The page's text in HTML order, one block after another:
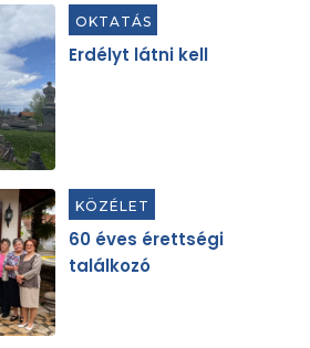
OKTATÁS
Erdélyt látni kell
KÖZÉLET
60 éves érettségi
találkozó